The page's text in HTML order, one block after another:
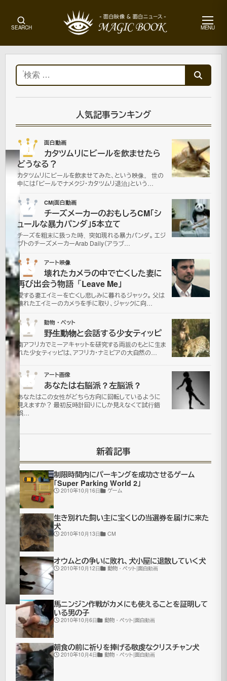
SEARCH MENU
メ
ュ
ー
ー
安
全
運
転
が
心
に
染
み
こ
む
看
板
2007
年6月
27日
2021
年7月
16日更
新
ア
ー
ト
画
像
運
転
者
に
検
索:
人気記事ランキング
01 面白動画
カタツムリにビールを飲ませたら
どうなる？
カタツムリにビールを飲ませてみた、という映像。 世の
中には「ビールでナメクジ・カタツムリ退治」という…
02 CM|面白動画
チーズメーカーのおもしろCM「シ
ュールな暴力パンダ」5本立て
チーズを粗末に扱った時、突如現れる暴力パンダ。 エジ
プトのチーズメーカーArab Daily（アラブ…
03 アート映像
壊れたカメラの中で亡くした妻に
再び出会う物語「Leave Me」
愛する妻エイミーを亡くし悲しみに暮れるジャック。 父は
壊れたエイミーのカメラを手に取り、ジャックに向…
04 動物・ペット
野生動物と会話する少女ティッピ
南アフリカでミーアキャットを研究する両親のもとに生ま
れた少女ティッピは、アフリカ・ナミビアの大自然の…
05 アート画像
あなたは右脳派？左脳派？
あなたはこの女性がどちら方向に回転しているように
見えますか？ 最初反時計回りにしか見えなくて試行錯
誤…
新着記事
制限時間内にパーキングを成功させるゲーム
「Super Parking World 2」
2010年10月16日 ゲーム
生き別れた飼い主に宝くじの当選券を届けに来た
犬
2010年10月13日 CM
オウムとの争いに敗れ、犬小屋に退散していく犬
2010年10月12日 動物・ペット|面白動画
馬ニンジン作戦がカメにも使えることを証明して
いる男の子
2010年10月6日 動物・ペット|面白動画
朝食の前に祈りを捧げる敬虔なクリスチャン犬
2010年10月4日 動物・ペット|面白動画